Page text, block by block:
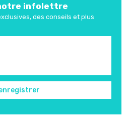
infolettre
des conseils et plus